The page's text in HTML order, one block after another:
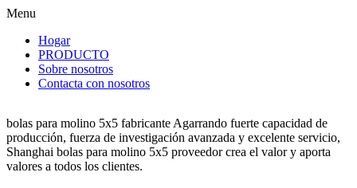
Menu
Hogar
PRODUCTO
Sobre nosotros
Contacta con nosotros
bolas para molino 5x5 fabricante Agarrando fuerte capacidad de
producción, fuerza de investigación avanzada y excelente servicio,
Shanghai bolas para molino 5x5 proveedor crea el valor y aporta
valores a todos los clientes.